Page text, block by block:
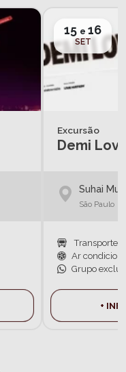
15 e 16
SET
Excursão
Demi
Suhai
São Paulo
Transporte
Ar
Grupo
+